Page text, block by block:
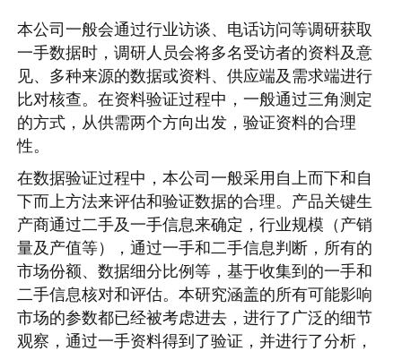
本公司一般会通过行业访谈、电话访问等调研获取
一手数据时，调研人员会将多名受访者的资料及意
见、多种来源的数据或资料、供应端及需求端进行
比对核查。在资料验证过程中，一般通过三角测定
的方式，从供需两个方向出发，验证资料的合理
性。
在数据验证过程中，本公司一般采用自上而下和自
下而上方法来评估和验证数据的合理。产品关键生
产商通过二手及一手信息来确定，行业规模（产销
量及产值等），通过一手和二手信息判断，所有的
市场份额、数据细分比例等，基于收集到的一手和
二手信息核对和评估。本研究涵盖的所有可能影响
市场的参数都已经被考虑进去，进行了广泛的细节
观察，通过一手资料得到了验证，并进行了分析，